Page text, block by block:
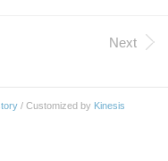
는 단어
다. 알
아들어
Next
/ Customized by Kinesis